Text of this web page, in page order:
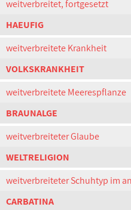
weitverbreitet, fortgesetzt
HAEUFIG
weitverbreitete Krankheit
VOLKSKRANKHEIT
weitverbreitete Meerespflanze
BRAUNALGE
weitverbreiteter Glaube
WELTRELIGION
weitverbreiteter Schuhtyp im
CARBATINA